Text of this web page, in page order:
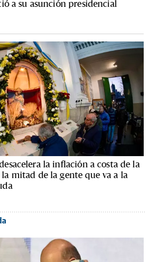
a su asunción presidencial
la inflación a costa de la
mitad de la gente que va a la